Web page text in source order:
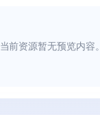
当前资源暂无预览内容。